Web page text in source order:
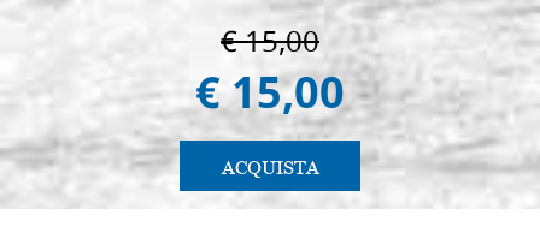
€ 15,00
€ 15,00
ACQUISTA